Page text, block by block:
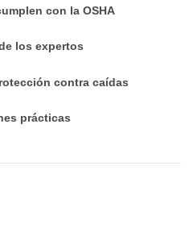
con la OSHA
los expertos
contra caídas
prácticas